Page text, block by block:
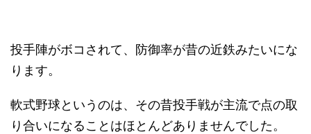
投手陣がボコされて、防御率が昔の近鉄みたいにな
ります。
軟式野球というのは、その昔投手戦が主流で点の取
り合いになることはほとんどありませんでした。